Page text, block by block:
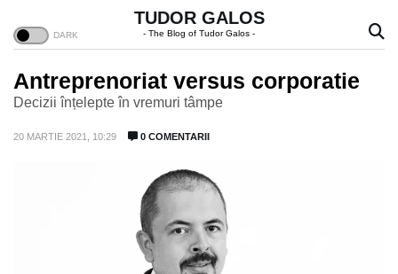
TUDOR GALOS
- The Blog of Tudor Galos -
Antreprenoriat versus corporatie
Decizii înțelepte în vremuri tâmpe
20 MARTIE 2021, 10:29 0 COMENTARII